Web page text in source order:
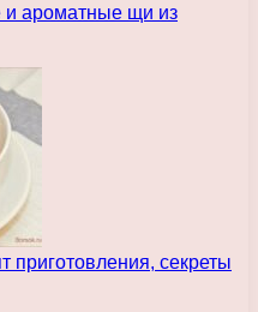
и ароматные щи из
приготовления, секреты